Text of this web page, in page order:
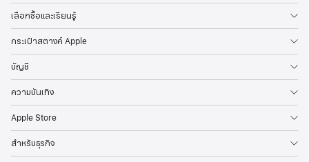
เลือกซื้อและเรียนรู้
กระเป๋าสตางค์ Apple
บัญชี
ความบันเทิง
Apple Store
สำหรับธุรกิจ